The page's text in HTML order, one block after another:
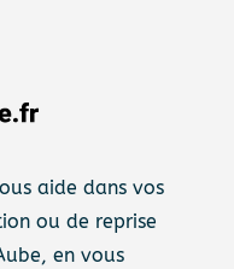
aide dans vos
ou de reprise
en vous